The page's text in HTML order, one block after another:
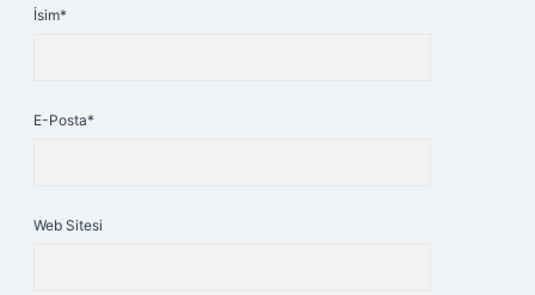
İsim*
E-Posta*
Web Sitesi